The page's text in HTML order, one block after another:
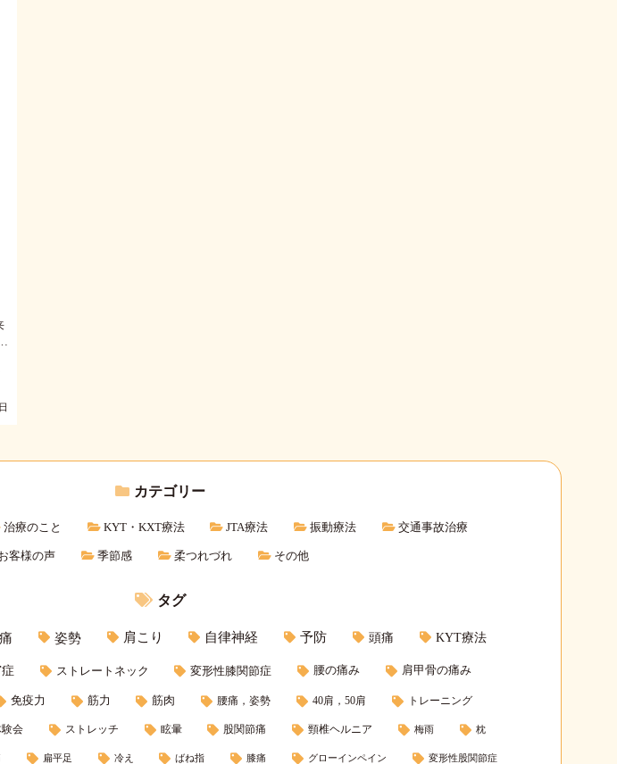
カテゴリー
治療のこと KYT・KXT療法 JTA療法 振動療法 交通事故治療
客様の声 季節感 柔つれづれ その他
タグ
姿勢 肩こり 自律神経 予防 頭痛 KYT療法
ストレートネック 変形性膝関節症 腰の痛み 肩甲骨の痛み
免疫力 筋力 筋肉 腰痛，姿勢 40肩，50肩 トレーニング
験会 ストレッチ 眩暈 股関節痛 頸椎ヘルニア 梅雨 枕
扁平足 冷え ばね指 膝痛 グローインペイン 変形性股関節症